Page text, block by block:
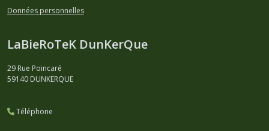
Données personnelles
LaBieRoTeK DunKerQue
29 Rue Poincaré
59140 DUNKERQUE
Téléphone